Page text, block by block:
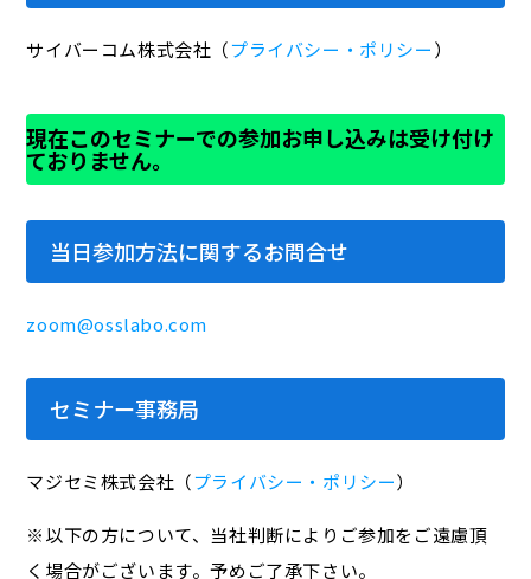
サイバーコム株式会社（プライバシー・ポリシー）
現在このセミナーでの参加お申し込みは受け付け
ておりません。
当日参加方法に関するお問合せ
zoom@osslabo.com
セミナー事務局
マジセミ株式会社（プライバシー・ポリシー）
※以下の方について、当社判断によりご参加をご遠慮頂
く場合がございます。予めご了承下さい。